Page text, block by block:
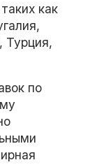
как
Турция,
по